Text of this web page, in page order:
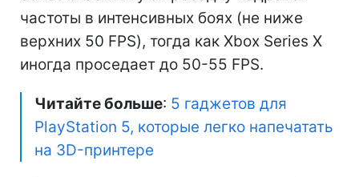
частоты в интенсивных боях (не ниже
верхних 50 FPS), тогда как Xbox Series X
иногда проседает до 50-55 FPS.
Читайте больше: 5 гаджетов для
PlayStation 5, которые легко напечатать
на 3D-принтере